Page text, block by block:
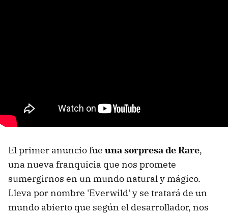
El primer anuncio fue una sorpresa de Rare,
una nueva franquicia que nos promete
sumergirnos en un mundo natural y mágico.
Lleva por nombre 'Everwild' y se tratará de un
mundo abierto que según el desarrollador, nos